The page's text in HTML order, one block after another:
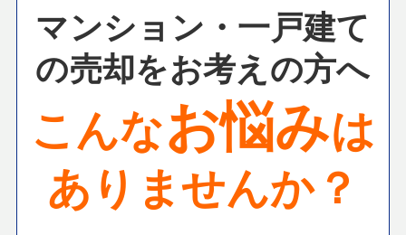
マンション・一戸建て
の売却をお考えの方へ
こんなお悩みは
ありませんか？